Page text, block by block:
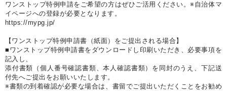
ワンストップ特例申請をご希望の方はぜひご活用ください。※自治体マ
イページへの登録が必要となります。
https://mypg.jp/
【ワンストップ特例申請書（紙面）をご提出される場合】
■ワンストップ特例申請書をダウンロードし印刷いただき、必要事項を
記入し、
添付書類（個人番号確認書類、本人確認書類）を同封のうえ、下記送
付先へご提出をお願いいたします。
※書類の到着確認が必要な場合は、書留でご提出いただくことをお勧め